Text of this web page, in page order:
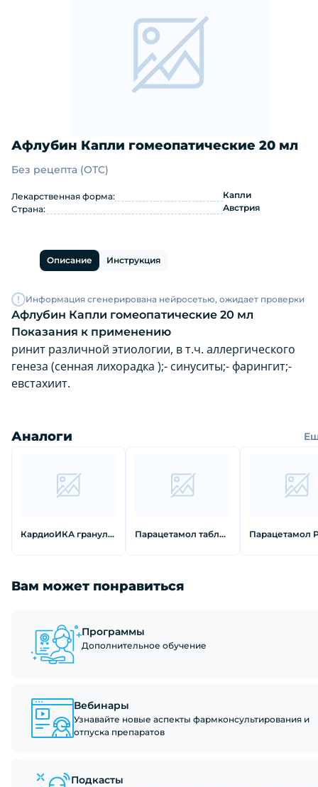
Афлубин Капли гомеопатические 20 мл
Афлубин Капли гомеопатические
Без рецепта (OTC)
Лекарственная форма:
Капли
Страна:
Австрия
Описание Инструкция
Информация сгенерирована нейросетью, ожидает проверки
Афлубин Капли гомеопатические 20 мл
Показания к применению
ринит различной этиологии, в т.ч. аллергического
генеза (сенная лихорадка );- синуситы;- фарингит;-
евстахиит.
Аналоги
КардиоИКА гранулы гомеопатические 10 г Парацетамол таблетки 500 мг 10 шт
Вам может понравиться
Программы
Дополнительное обучение
Вебинары
Узнавайте новые аспекты фармконсультирования и
отпуска препаратов
Подкасты